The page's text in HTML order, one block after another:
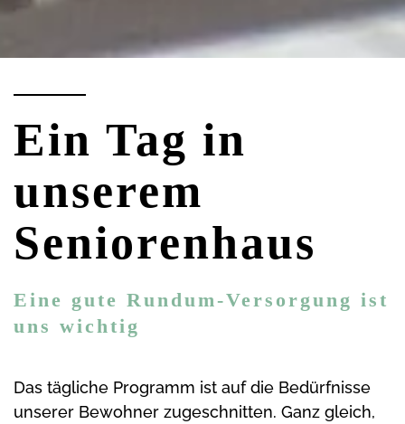
Ein Tag in
unserem
Seniorenhaus
Eine gute Rundum-Versorgung ist
uns wichtig
Das tägliche Programm ist auf die Bedürfnisse
unserer Bewohner zugeschnitten. Ganz gleich,